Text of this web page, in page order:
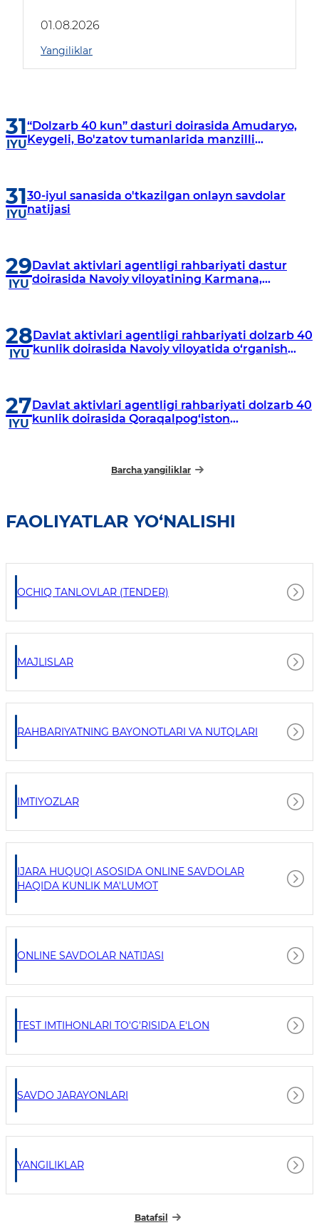
borildi
01.08.2026
Yangiliklar
31
IYU
“Dolzarb 40 kun” dasturi doirasida Amudaryo,
Keygeli, Bo'zatov tumanlarida manzilli
31
IYU
30-iyul sanasida o'tkazilgan onlayn savdolar
natijasi
29
IYU
Davlat aktivlari agentligi rahbariyati dastur
doirasida Navoiy viloyatining Karmana,
28
IYU
Davlat aktivlari agentligi rahbariyati dolzarb 40
kunlik doirasida Navoiy viloyatida o‘rganish
27
IYU
Davlat aktivlari agentligi rahbariyati dolzarb 40
kunlik doirasida Qoraqalpog‘iston
Barcha yangiliklar
FAOLIYATLAR YO‘NALISHI
OCHIQ TANLOVLAR (TENDER)
MAJLISLAR
RAHBARIYATNING BAYONOTLARI VA NUTQLARI
IMTIYOZLAR
IJARA HUQUQI ASOSIDA ONLINE SAVDOLAR
HAQIDA KUNLIK MA'LUMOT
ONLINE SAVDOLAR NATIJASI
TEST IMTIHONLARI TO'G'RISIDA E'LON
SAVDO JARAYONLARI
YANGILIKLAR
Batafsil